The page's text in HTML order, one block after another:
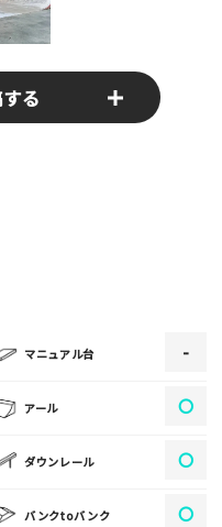
る
ください！あなたの写真
の解説※任意]
マニュアル台 -
アール 〇
ダウンレール 〇
バンクtoバンク 〇